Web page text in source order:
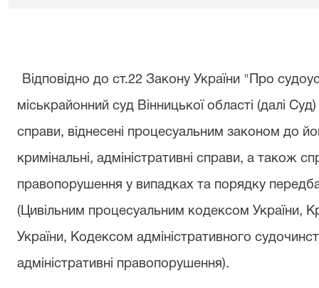
Відповідно до ст.22 Закону України "Про
міськрайонний суд Вінницької області (далі
справи, віднесені процесуальним законом до
кримінальні, адміністративні справи, а також
правопорушення у випадках та порядку
(Цивільним процесуальним кодексом України,
України, Кодексом адміністративного
адміністративні правопорушення).